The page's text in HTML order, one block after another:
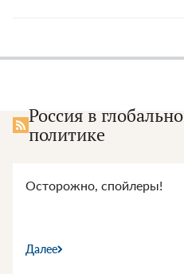
Россия в
политике
Осторожно, спойлеры!
Далее